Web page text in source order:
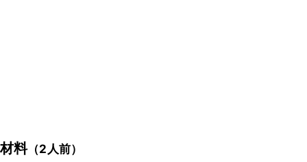
材料（2人前）